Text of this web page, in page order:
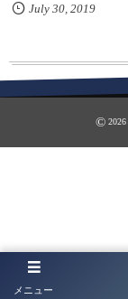
July 30, 2019
©2026
メニュー